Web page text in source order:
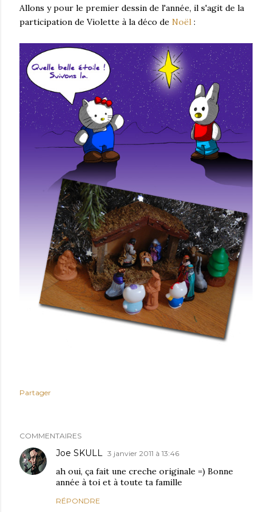
Allons y pour le premier dessin de l'année, il s'agit de la
participation de Violette à la déco de Noël :
Partager
COMMENTAIRES
Joe SKULL 3 janvier 2011 à 13:46
ah oui, ça fait une creche originale =) Bonne
année à toi et à toute ta famille
RÉPONDRE